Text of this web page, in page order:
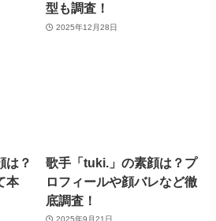
型も調査！
2025年12月28日
は？
本
歌手「tuki.」の素顔は？プ
ロフィールや顔バレなど徹
底調査！
2025年9月21日